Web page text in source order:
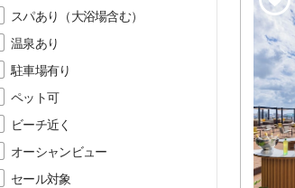
スパあり（大浴場含む）
温泉あり
駐車場有り
ペット可
ビーチ近く
オーシャンビュー
セール対象